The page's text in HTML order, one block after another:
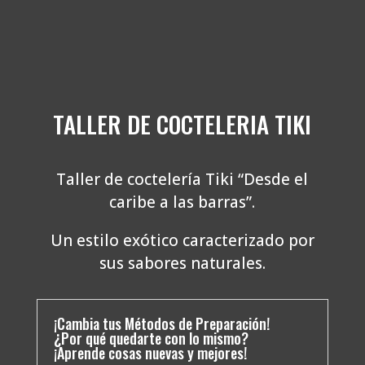
TALLER DE COCTELERIA TIKI
Taller de coctelería Tiki “Desde el
caribe a las barras”.
Un estilo exótico caracterizado por
sus sabores naturales.
¡Cambia tus Métodos de Preparación!
¿Por qué quedarte con lo mismo?
¡Aprende cosas nuevas y mejores!